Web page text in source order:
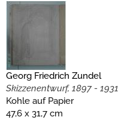
Georg Friedrich Zundel
Skizzenentwurf, 1897 - 1931
Kohle auf Papier
47,6 x 31,7 cm